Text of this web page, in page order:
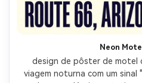
Neon
design de pôster de motel
viagem noturna com um